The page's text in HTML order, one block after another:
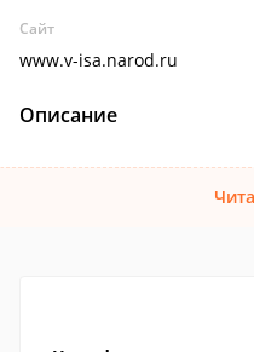
Сайт
www.v-isa.narod.ru
Описание